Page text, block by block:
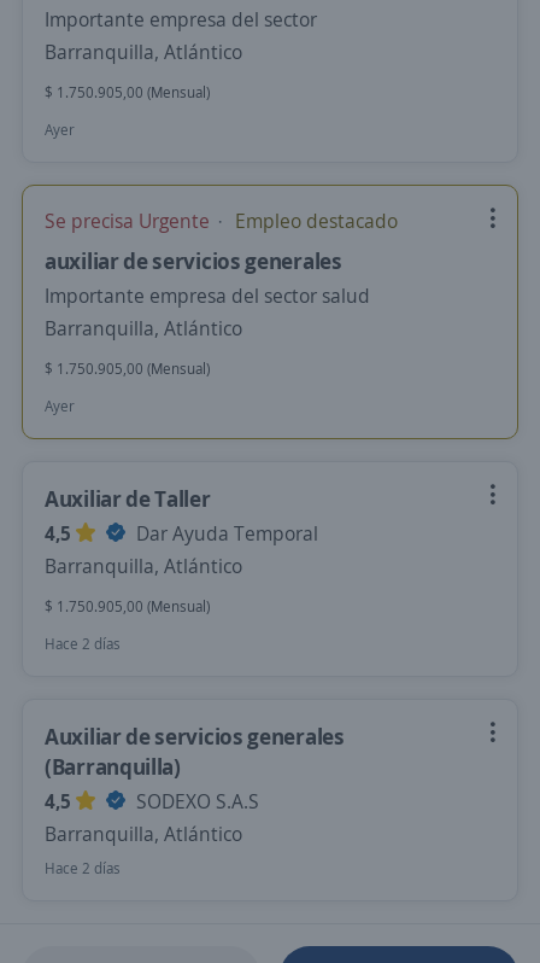
Importante empresa del sector
Barranquilla, Atlántico
$ 1.750.905,00 (Mensual)
Ayer
Se precisa Urgente Empleo destacado
auxiliar de servicios generales
Importante empresa del sector salud
Barranquilla, Atlántico
$ 1.750.905,00 (Mensual)
Ayer
Auxiliar de Taller
4,5
Dar Ayuda Temporal
Barranquilla, Atlántico
$ 1.750.905,00 (Mensual)
Hace 2 días
Auxiliar de servicios generales
(Barranquilla)
4,5
SODEXO S.A.S
Barranquilla, Atlántico
Hace 2 días